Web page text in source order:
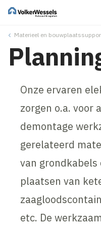
Materieel en
Onze ervaren
zorgen o.a. voor
demontage
gerelateerd
van
plaatsen van
etc. De